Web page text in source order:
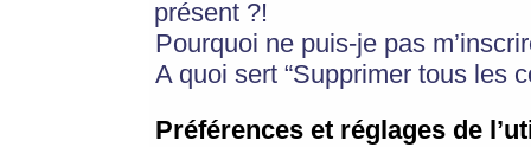
présent ?!
Pourquoi ne puis-je pas
A quoi sert “Supprimer tous les
Préférences et réglages de